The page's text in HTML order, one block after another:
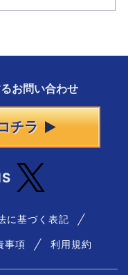
お問い合わせ
チラ
に基づく表記
事項 利用規約